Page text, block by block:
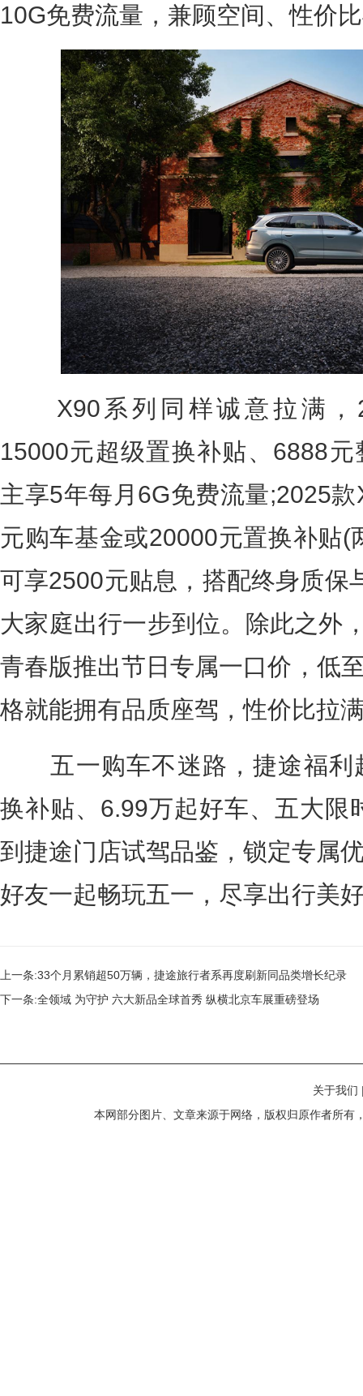
10G免费流量，兼顾空间、性价
X90系列同样诚意拉满，
15000元超级置换补贴、6888
主享5年每月6G免费流量;2025
元购车基金或20000元置换补贴(
可享2500元贴息，搭配终身质保
大家庭出行一步到位。除此之外
青春版推出节日专属一口价，低
格就能拥有品质座驾，性价比拉
五一购车不迷路，捷途福利
换补贴、6.99万起好车、五大限
到捷途门店试驾品鉴，锁定专属
好友一起畅玩五一，尽享出行美
上一条:33个月累销超50万辆，捷途旅行者系再度刷新同品类增长纪录
下一条:全领域 为守护 六大新品全球首秀 纵横北京车展重磅登场
关于我们
本网部分图片、文章来源于网络，版权归原作者所